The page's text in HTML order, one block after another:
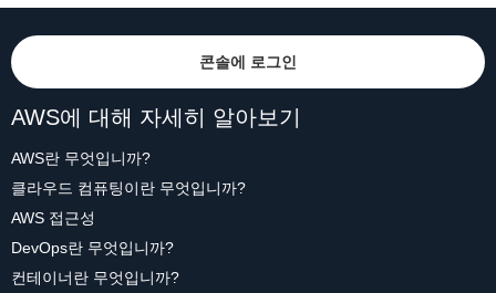
콘솔에 로그인
AWS에 대해 자세히 알아보기
AWS란 무엇입니까?
클라우드 컴퓨팅이란 무엇입니까?
AWS 접근성
DevOps란 무엇입니까?
컨테이너란 무엇입니까?